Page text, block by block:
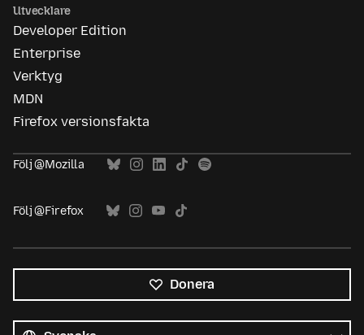
Utvecklare
Developer Edition
Enterprise
Verktyg
MDN
Firefox versionsfakta
Följ @Mozilla
Följ @Firefox
Donera
språk
Språk